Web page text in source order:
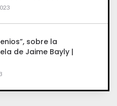
sobre la
de Jaime Bayly |